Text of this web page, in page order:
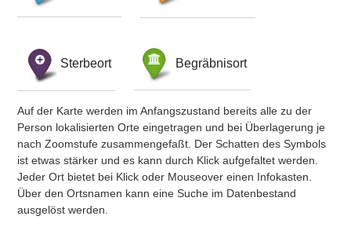
Sterbeort Begräbnisort
Auf der Karte werden im Anfangszustand bereits alle zu der
Person lokalisierten Orte eingetragen und bei Überlagerung je
nach Zoomstufe zusammengefaßt. Der Schatten des Symbols
ist etwas stärker und es kann durch Klick aufgefaltet werden.
Jeder Ort bietet bei Klick oder Mouseover einen Infokasten.
Über den Ortsnamen kann eine Suche im Datenbestand
ausgelöst werden.